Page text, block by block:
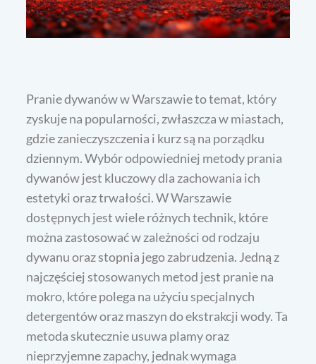
Pranie dywanów w Warszawie to temat, który
zyskuje na popularności, zwłaszcza w miastach,
gdzie zanieczyszczenia i kurz są na porządku
dziennym. Wybór odpowiedniej metody prania
dywanów jest kluczowy dla zachowania ich
estetyki oraz trwałości. W Warszawie
dostępnych jest wiele różnych technik, które
można zastosować w zależności od rodzaju
dywanu oraz stopnia jego zabrudzenia. Jedną z
najczęściej stosowanych metod jest pranie na
mokro, które polega na użyciu specjalnych
detergentów oraz maszyn do ekstrakcji wody. Ta
metoda skutecznie usuwa plamy oraz
nieprzyjemne zapachy, jednak wymaga